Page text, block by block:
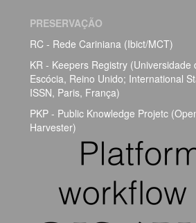
PRESERVAÇÃO
RC - Rede Cariniana (Ibict/MCT)
KR - Keepers Registry (Universidade
Escócia, Reino Unido; International
ISSN, Paris, França)
PKP - Public Knowledge Projetc
Harvester)